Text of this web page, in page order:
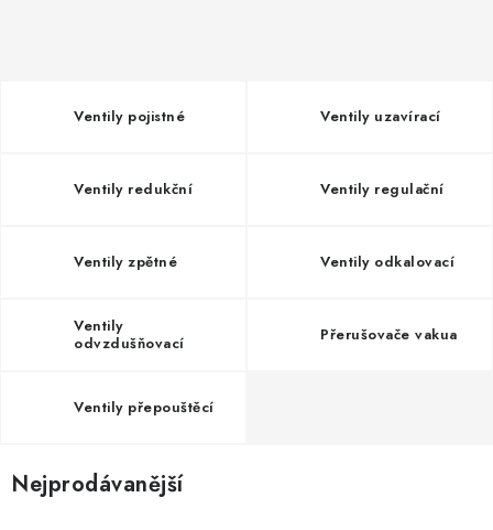
PRŮHLEDÍTKA
TĚSNĚNÍ
DOPRAVA A PLATBA
O NÁS
Ventily pojistné Ventily uzavírací
Ventily redukční Ventily regulační
Ventily zpětné Ventily odkalovací
Ventily
odvzdušňovací
Přerušovače vakua
Ventily přepouštěcí
Nejprodávanější